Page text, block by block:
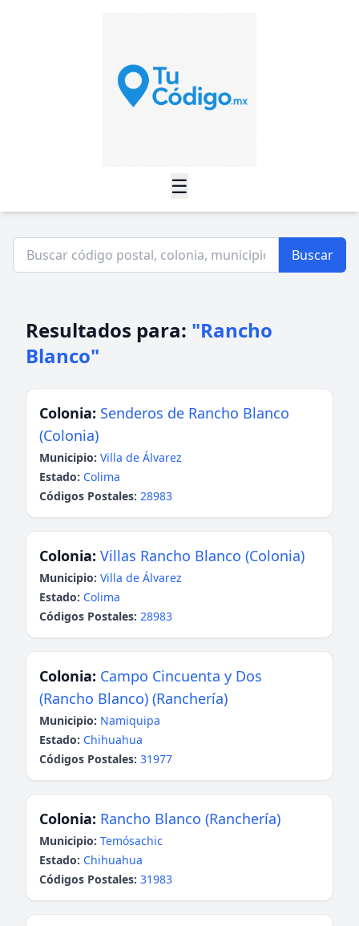
☰
Buscar
Resultados para: "Rancho
Blanco"
Colonia: Senderos de Rancho Blanco
(Colonia)
Municipio: Villa de Álvarez
Estado: Colima
Códigos Postales: 28983
Colonia: Villas Rancho Blanco (Colonia)
Municipio: Villa de Álvarez
Estado: Colima
Códigos Postales: 28983
Colonia: Campo Cincuenta y Dos
(Rancho Blanco) (Ranchería)
Municipio: Namiquipa
Estado: Chihuahua
Códigos Postales: 31977
Colonia: Rancho Blanco (Ranchería)
Municipio: Temósachic
Estado: Chihuahua
Códigos Postales: 31983